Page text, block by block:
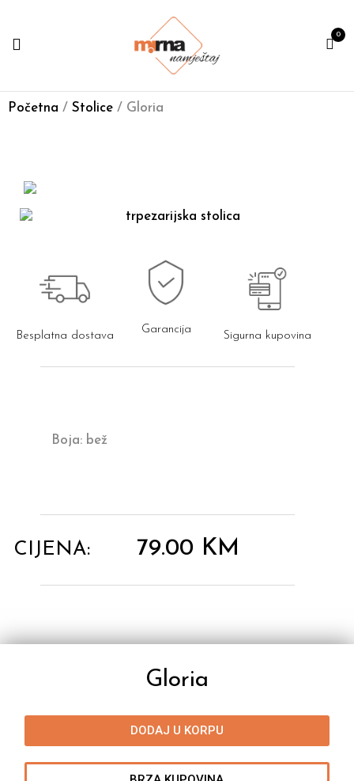
0
Početna / Stolice / Gloria
Besplatna dostava Garancija Sigurna kupovina
Boja: bež
CIJENA: 79.00 KM
Gloria
DODAJ U KORPU